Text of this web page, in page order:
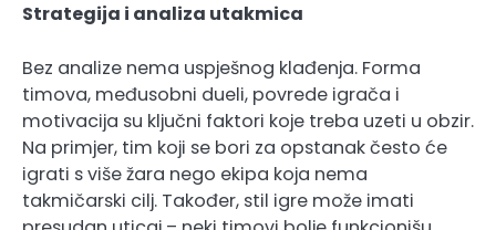
Strategija i analiza utakmica
Bez analize nema uspješnog klađenja. Forma
timova, međusobni dueli, povrede igrača i
motivacija su ključni faktori koje treba uzeti u obzir.
Na primjer, tim koji se bori za opstanak često će
igrati s više žara nego ekipa koja nema
takmičarski cilj. Također, stil igre može imati